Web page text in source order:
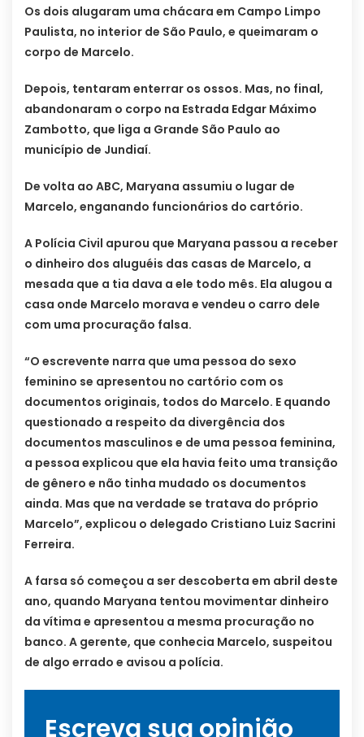
Os dois alugaram uma chácara em Campo Limpo
Paulista, no interior de São Paulo, e queimaram o
corpo de Marcelo.
Depois, tentaram enterrar os ossos. Mas, no final,
abandonaram o corpo na Estrada Edgar Máximo
Zambotto, que liga a Grande São Paulo ao
município de Jundiaí.
De volta ao ABC, Maryana assumiu o lugar de
Marcelo, enganando funcionários do cartório.
A Polícia Civil apurou que Maryana passou a receber
o dinheiro dos aluguéis das casas de Marcelo, a
mesada que a tia dava a ele todo mês. Ela alugou a
casa onde Marcelo morava e vendeu o carro dele
com uma procuração falsa.
“O escrevente narra que uma pessoa do sexo
feminino se apresentou no cartório com os
documentos originais, todos do Marcelo. E quando
questionado a respeito da divergência dos
documentos masculinos e de uma pessoa feminina,
a pessoa explicou que ela havia feito uma transição
de gênero e não tinha mudado os documentos
ainda. Mas que na verdade se tratava do próprio
Marcelo”, explicou o delegado Cristiano Luiz Sacrini
Ferreira.
A farsa só começou a ser descoberta em abril deste
ano, quando Maryana tentou movimentar dinheiro
da vítima e apresentou a mesma procuração no
banco. A gerente, que conhecia Marcelo, suspeitou
de algo errado e avisou a polícia.
Escreva sua opinião